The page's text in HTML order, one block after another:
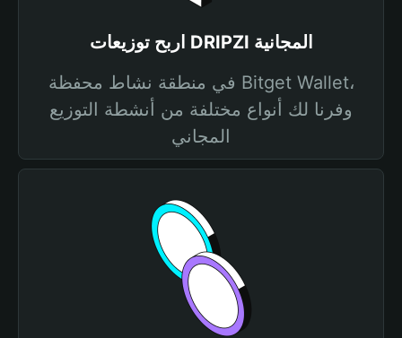
اربح توزيعات DRIPZI المجانية
في منطقة نشاط محفظة Bitget Wallet،
وفرنا لك أنواع مختلفة من أنشطة التوزيع
المجاني